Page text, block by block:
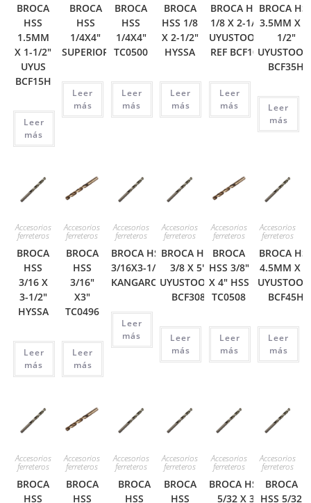
BROCA
HSS
1.5MM
X 1-1/2″
UYUS
BCF15H
Leer
más
BROCA
HSS
1/4X4″
SUPERIOR
Leer
más
BROCA
HSS
1/4X4″
TC0500
Leer
más
BROCA
HSS 1/8
X 2-1/2″
HYSSA
Leer
más
BROCA HSS
1/8 X 2-1/2″
UYUSTOOLS
REF BCF108
Leer
más
BROCA
3.5MM X
1/2″
BCF35H
Leer
más
Accesorios
ferreteros
BROCA
HSS
3/16 X
3-1/2″
HYSSA
Leer
más
Accesorios
ferreteros
BROCA
HSS
3/16″
X3″
TC0496
Leer
más
Accesorios
ferreteros
BROCA HSS
3/16X3-1/2″
KANGAROO
Leer
más
Accesorios
ferreteros
BROCA HSS
3/8 X 5″
UYUSTOOLS
BCF308
Leer
más
Accesorios
ferreteros
BROCA
HSS 3/8″
X 4″ HSS
TC0508
Leer
más
Accesorios
ferreteros
BROCA
4.5MM X
BCF45H
Leer
más
Accesorios
ferreteros
BROCA
HSS
Accesorios
ferreteros
BROCA
HSS
Accesorios
ferreteros
BROCA
HSS
Accesorios
ferreteros
BROCA
HSS
Accesorios
ferreteros
BROCA HSS
5/32 X 3
Accesorios
ferreteros
BROCA
HSS 5/32